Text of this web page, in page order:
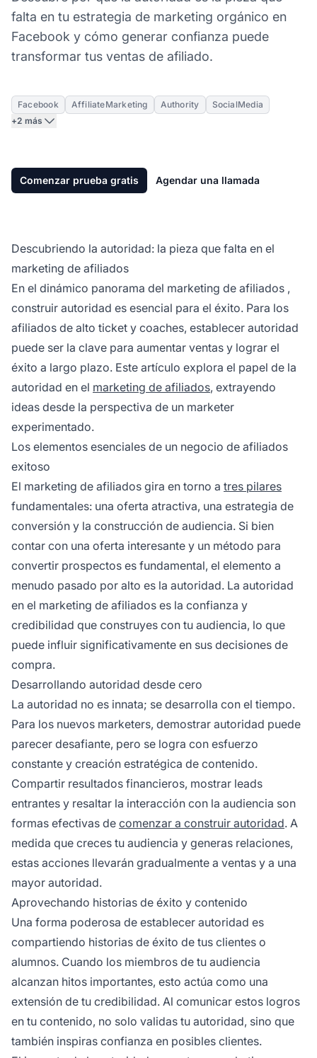
falta en tu estrategia de marketing orgánico en
Facebook y cómo generar confianza puede
transformar tus ventas de afiliado.
Facebook AffiliateMarketing Authority
SocialMedia
+2 más
Comenzar prueba gratis Agendar una llamada
Descubriendo la autoridad: la pieza que falta en el
marketing de afiliados
En el dinámico panorama del marketing de afiliados ,
construir autoridad es esencial para el éxito. Para los
afiliados de alto ticket y coaches, establecer autoridad
puede ser la clave para aumentar ventas y lograr el
éxito a largo plazo. Este artículo explora el papel de la
autoridad en el marketing de afiliados, extrayendo
ideas desde la perspectiva de un marketer
experimentado.
Los elementos esenciales de un negocio de afiliados
exitoso
El marketing de afiliados gira en torno a tres pilares
fundamentales: una oferta atractiva, una estrategia de
conversión y la construcción de audiencia. Si bien
contar con una oferta interesante y un método para
convertir prospectos es fundamental, el elemento a
menudo pasado por alto es la autoridad. La autoridad
en el marketing de afiliados es la confianza y
credibilidad que construyes con tu audiencia, lo que
puede influir significativamente en sus decisiones de
compra.
Desarrollando autoridad desde cero
La autoridad no es innata; se desarrolla con el tiempo.
Para los nuevos marketers, demostrar autoridad puede
parecer desafiante, pero se logra con esfuerzo
constante y creación estratégica de contenido.
Compartir resultados financieros, mostrar leads
entrantes y resaltar la interacción con la audiencia son
formas efectivas de comenzar a construir autoridad. A
medida que creces tu audiencia y generas relaciones,
estas acciones llevarán gradualmente a ventas y a una
mayor autoridad.
Aprovechando historias de éxito y contenido
Una forma poderosa de establecer autoridad es
compartiendo historias de éxito de tus clientes o
alumnos. Cuando los miembros de tu audiencia
alcanzan hitos importantes, esto actúa como una
extensión de tu credibilidad. Al comunicar estos logros
en tu contenido, no solo validas tu autoridad, sino que
también inspiras confianza en posibles clientes.